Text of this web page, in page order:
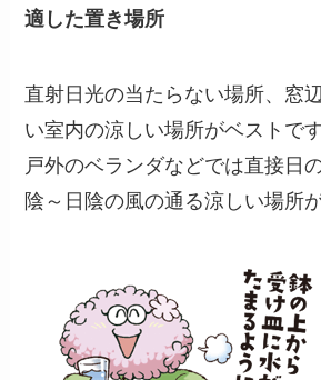
適した置き場所
直射日光の当たらない場所、窓
い室内の涼しい場所がベストです
戸外のベランダなどでは直接日
陰～日陰の風の通る涼しい場所